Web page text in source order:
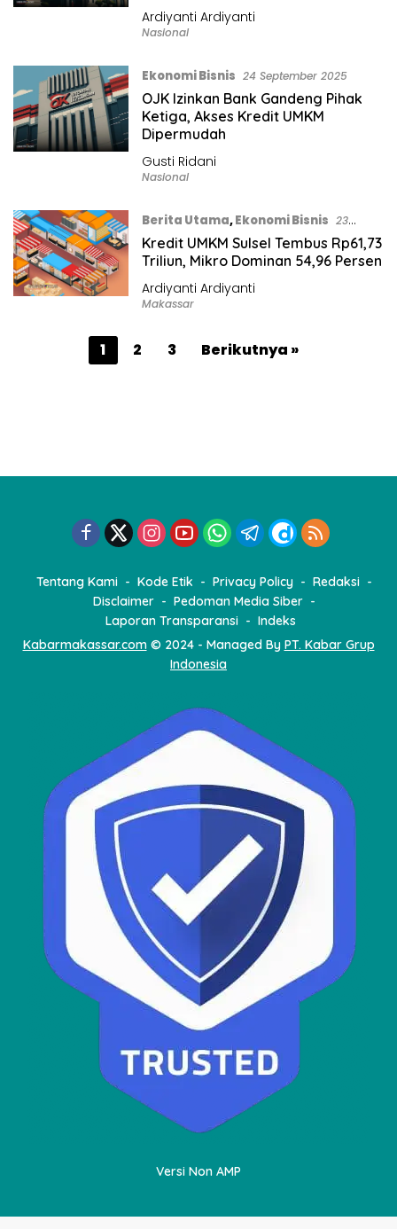
Ardiyanti Ardiyanti
Nasional
Ekonomi Bisnis 24 September 2025
OJK Izinkan Bank Gandeng Pihak
Ketiga, Akses Kredit UMKM
Dipermudah
Gusti Ridani
Nasional
Berita Utama,Ekonomi Bisnis 23
September 2025
Kredit UMKM Sulsel Tembus Rp61,73
Triliun, Mikro Dominan 54,96 Persen
Ardiyanti Ardiyanti
Makassar
a
1 2 3 Berikutnya »
Tentang Kami Kode Etik Privacy Policy
Redaksi
Disclaimer
Pedoman Media Siber
Laporan Transparansi
Indeks
Kabarmakassar.com© 2024 - Managed By PT. Kabar Grup
Indonesia
Versi Non AMP